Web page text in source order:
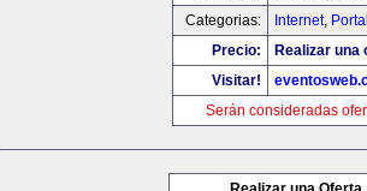
Categorias:
Internet,
Precio:
Realizar una
Visitar!
Serán consideradas